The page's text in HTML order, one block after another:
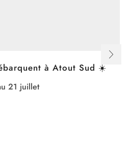
à Atout Sud ☀️
21 juillet